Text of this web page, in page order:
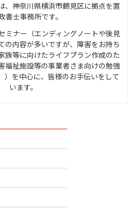
、神奈川県横浜市鶴見区に拠点を置
書士事務所です。
ミナー（エンディングノートや後見
の内容が多いですが、障害をお持ち
族等に向けたライフプラン作成のた
福祉施設等の事業者さま向けの勉強
）を中心に、皆様のお手伝いをして
います。